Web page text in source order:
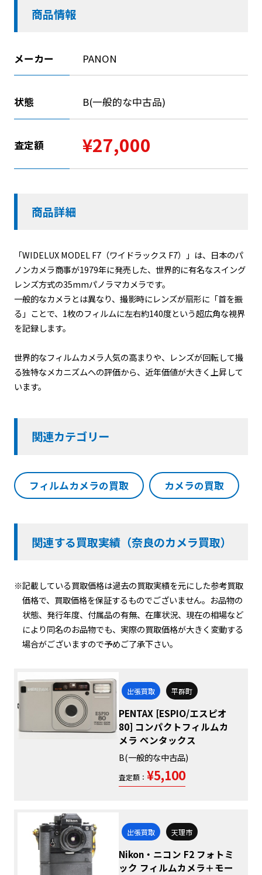
商品情報
メーカー PANON
状態 B(一般的な中古品)
査定額 ¥27,000
商品詳細
「WIDELUX MODEL F7（ワイドラックス F7）」は、日本のパ
ノンカメラ商事が1979年に発売した、世界的に有名なスイング
レンズ方式の35mmパノラマカメラです。
一般的なカメラとは異なり、撮影時にレンズが扇形に「首を振
る」ことで、1枚のフィルムに左右約140度という超広角な視界
を記録します。
世界的なフィルムカメラ人気の高まりや、レンズが回転して撮
る独特なメカニズムへの評価から、近年価値が大きく上昇して
います。
関連カテゴリー
フィルムカメラの買取 カメラの買取
関連する買取実績（奈良のカメラ買取）
※記載している買取価格は過去の買取実績を元にした参考買取
価格で、買取価格を保証するものでございません。お品物の
状態、発行年度、付属品の有無、在庫状況、現在の相場など
により同名のお品物でも、実際の買取価格が大きく変動する
場合がございますので予めご了承下さい。
出張買取 平群町
PENTAX [ESPIO/エスピオ
80] コンパクトフィルムカ
メラ ペンタックス
B(一般的な中古品)
査定額： ¥5,100
出張買取 天理市
Nikon・ニコン F2 フォトミ
ック フィルムカメラ＋モー